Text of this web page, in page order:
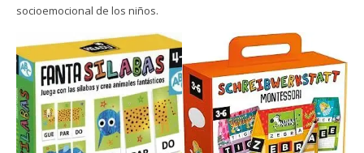
socioemocional de los niños.